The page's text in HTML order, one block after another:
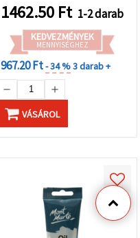
1462.50 Ft 1-2 darab
KEDVEZMÉNYEK
MENNYISÉGHEZ
967.20 Ft- 34 %3 darab +
VÁSÁROL